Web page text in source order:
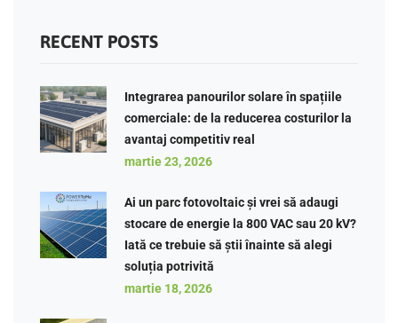
RECENT POSTS
Integrarea panourilor solare în spațiile
comerciale: de la reducerea costurilor la
avantaj competitiv real
martie 23, 2026
Ai un parc fotovoltaic și vrei să adaugi
stocare de energie la 800 VAC sau 20 kV?
Iată ce trebuie să știi înainte să alegi
soluția potrivită
martie 18, 2026